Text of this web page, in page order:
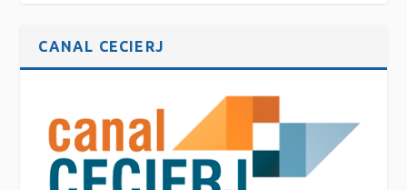
CANAL CECIERJ